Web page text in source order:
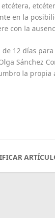
en la
con la
12 días
Sánchez
la propia